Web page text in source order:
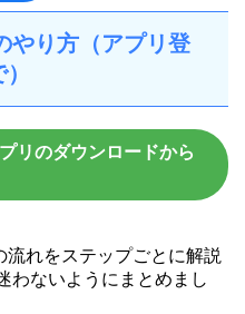
り方（アプリ登
リのダウンロードから
れをステップごとに解説
わないようにまとめまし